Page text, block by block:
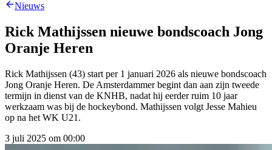
Nieuws
Rick Mathijssen nieuwe bondscoach Jong
Oranje Heren
Rick Mathijssen (43) start per 1 januari 2026 als nieuwe bondscoach
Jong Oranje Heren. De Amsterdammer begint dan aan zijn tweede
termijn in dienst van de KNHB, nadat hij eerder ruim 10 jaar
werkzaam was bij de hockeybond. Mathijssen volgt Jesse Mahieu
op na het WK U21.
3 juli 2025 om 00:00